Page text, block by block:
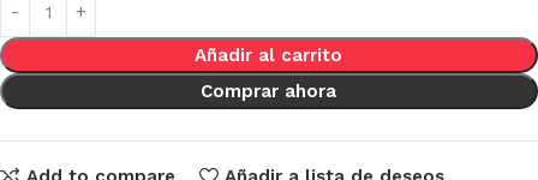
Añadir al carrito
Comprar ahora